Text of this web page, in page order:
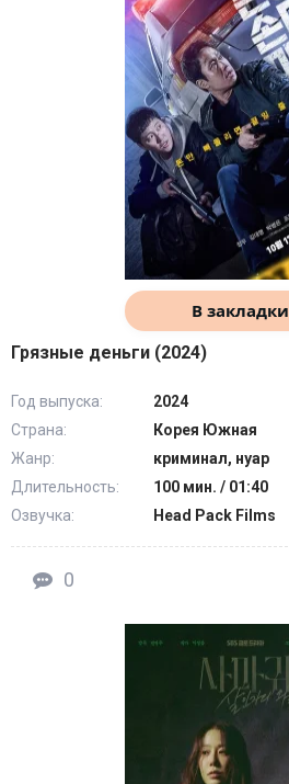
В закладки
Грязные деньги (2024)
Год выпуска:
2024
Страна:
Корея Южная
Жанр:
криминал, нуар
Длительность:
100 мин. / 01:40
Озвучка:
Head Pack Films
0